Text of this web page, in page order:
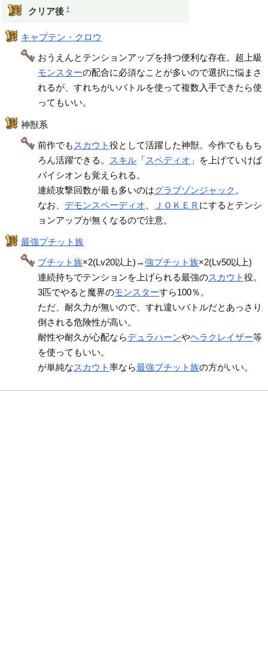
クリア後 †
キャプテン・クロウ
おうえんとテンションアップを持つ便利な存在。超上級
モンスターの配合に必須なことが多いので選択に悩まさ
れるが、すれちがいバトルを使って複数入手できたら使
ってもいい。
神獣系
前作でも スカウト役として活躍した神獣。今作でももち
ろん活躍できる。
スキル 「スペディオ 」を上げていけば
バイシオンも覚えられる。
連続攻撃回数が最も多いのはグラブゾンジャック 。
なお、 デモンスペーディオ ＪＯＫＥＲ にするとテンシ
ョンアップが無くなるので注意。
最強プチット族
プチット族×2(Lv20以上)→強プチット族×2(Lv50以上)
連続持ちでテンションを上げられる最強のスカウト役。
3匹でやると魔界のモンスターすら100％。
ただ、耐久力が無いので、すれ違いバトルだとあっさり
倒される危険性が高い。
耐性や耐久が心配ならデュラハーンやヘラクレイザー等
を使ってもいい。
が単純なスカウト率なら最強プチット族の方がいい。